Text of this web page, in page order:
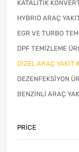
KATALİTİK
HYBRID ARAÇ
EGR VE TURBO
DPF TEMİZLEME
DİZEL ARAÇ YAKIT
DEZENFEKSİYON
BENZİNLİ ARAÇ
PRICE